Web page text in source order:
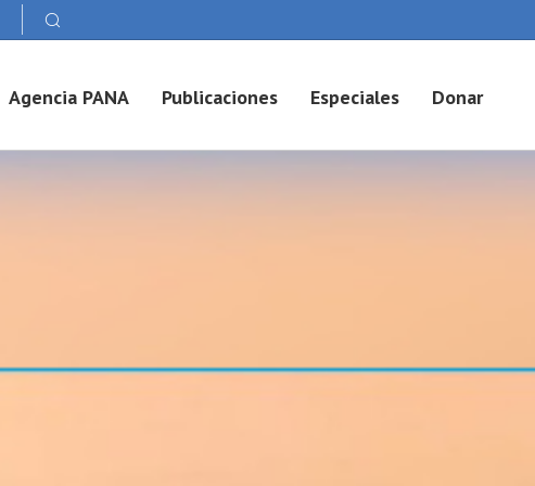
Agencia PANA Publicaciones Especiales Donar